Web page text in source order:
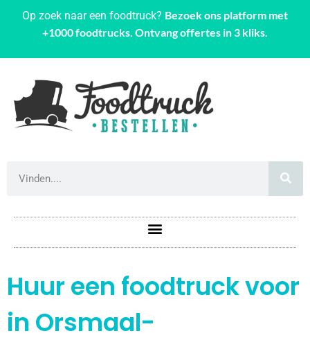
Op zoek naar een foodtruck? Bezoek ons platform met
+1000 foodtrucks. Ontvang offertes in 3 kliks.
Huur een foodtruck voor
in Orsmaal-